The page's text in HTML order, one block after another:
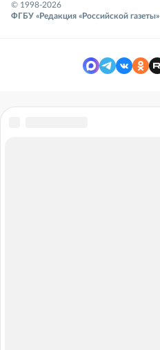
© 1998-2026
ФГБУ «Редакция «Российской газеты»